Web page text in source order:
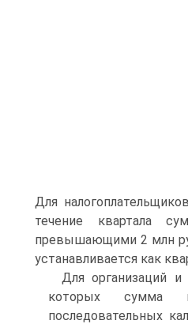
Для
течение квартала
превышающими 2 млн
устанавливается как
Для организаций и
которых сумма
последовательных